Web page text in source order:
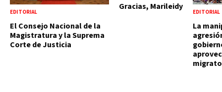
EDITORIAL
El Consejo Nacional de la
Magistratura y la Suprema
Corte de Justicia
Gracias, Marileidy
EDITORIAL
La